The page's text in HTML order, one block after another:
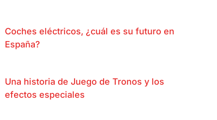
Coches eléctricos, ¿cuál es su futuro en
España?
Una historia de Juego de Tronos y los
efectos especiales